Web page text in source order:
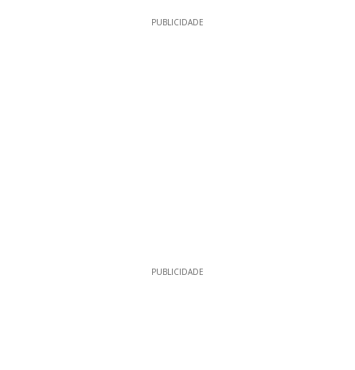
PUBLICIDADE
PUBLICIDADE